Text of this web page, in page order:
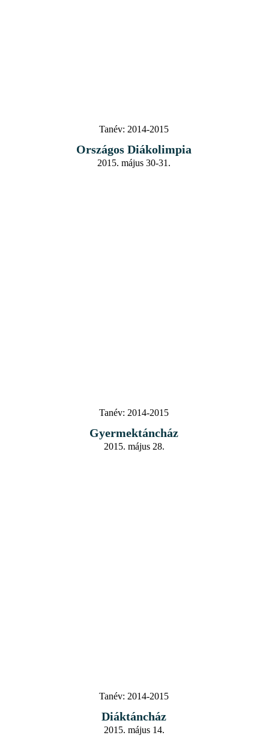
Tanév: 2014-2015
Országos Diákolimpia
2015. május 30-31.
Tanév: 2014-2015
Gyermektáncház
2015. május 28.
Tanév: 2014-2015
Diáktáncház
2015. május 14.